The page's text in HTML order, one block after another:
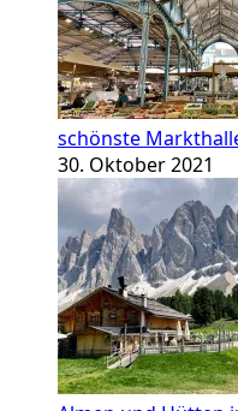
schönste
30. Oktober 2021